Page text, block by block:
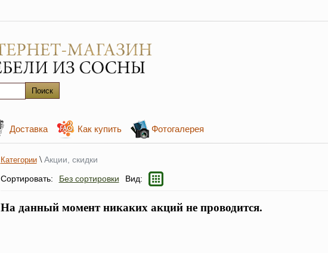
Доставка Как купить Фотогалерея
Категории\ Акции, скидки
Сортировать:
Без сортировки Вид:
На данный момент никаких акций не проводится.